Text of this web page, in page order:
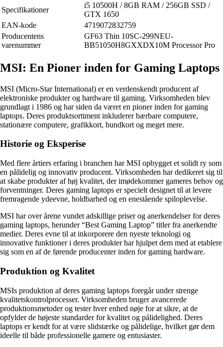
Specifikationer
i5 10500H / 8GB RAM / 256GB SSD /
GTX 1650
EAN-kode
4719072832759
Producentens
varenummer
GF63 Thin 10SC-299NEU-
BB51050H8GXXDX10M Processor Pro
MSI: En Pioner inden for Gaming Laptops
MSI (Micro-Star International) er en verdenskendt producent af
elektroniske produkter og hardware til gaming. Virksomheden blev
grundlagt i 1986 og har siden da været en pioner inden for gaming
laptops. Deres produktsortiment inkluderer bærbare computere,
stationære computere, grafikkort, bundkort og meget mere.
Historie og Eksperise
Med flere årtiers erfaring i branchen har MSI opbygget et solidt ry som
en pålidelig og innovativ producent. Virksomheden har dedikeret sig til
at skabe produkter af høj kvalitet, der imødekommer gameres behov og
forventninger. Deres gaming laptops er specielt designet til at levere
fremragende ydeevne, holdbarhed og en enestående spiloplevelse.
MSI har over årene vundet adskillige priser og anerkendelser for deres
gaming laptops, herunder “Best Gaming Laptop” titler fra anerkendte
medier. Deres evne til at inkorporere den nyeste teknologi og
innovative funktioner i deres produkter har hjulpet dem med at etablere
sig som en af de førende producenter inden for gaming hardware.
Produktion og Kvalitet
MSIs produktion af deres gaming laptops foregår under strenge
kvalitetskontrolprocesser. Virksomheden bruger avancerede
produktionsmetoder og tester hver enhed nøje for at sikre, at de
opfylder de højeste standarder for kvalitet og pålidelighed. Deres
laptops er kendt for at være slidstærke og pålidelige, hvilket gør dem
ideelle til både professionelle gamere og entusiaster.